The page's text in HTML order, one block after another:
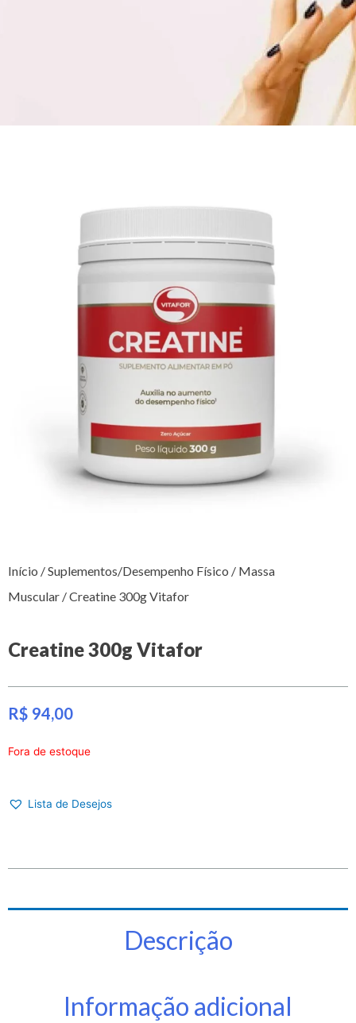
Início /Suplementos/Desempenho Físico / Massa
Muscular / Creatine 300g Vitafor
Creatine 300g Vitafor
R$ 94,00
Fora de estoque
Lista de Desejos
Descrição
Informação adicional